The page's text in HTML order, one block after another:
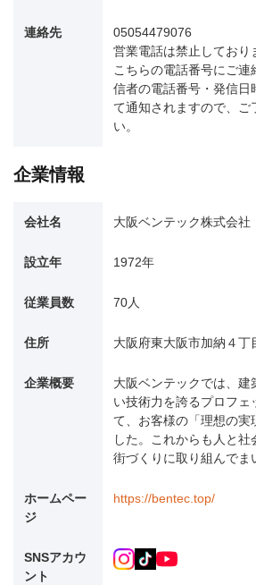
連絡先
05054479076
営業電話は禁止しており
こちらの電話番号にご
信者の電話番号・発信日
て通知されますので、ご
い。
企業情報
会社名 大阪ベンテック株式会社
設立年 1972年
従業員数 70人
住所 大阪府東大阪市加納４丁
企業概要
大阪ベンテックでは、建
い技術力を誇るプロフェ
て、お客様の「理想の実
した。これからも人と
街づくりに取り組んでま
ホームペー
ジ
https://bentec.top/
SNSアカウ
ント